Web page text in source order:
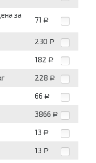
за
71 Р
230 Р
182 Р
228 Р
66 Р
3866 Р
13 Р
13 Р